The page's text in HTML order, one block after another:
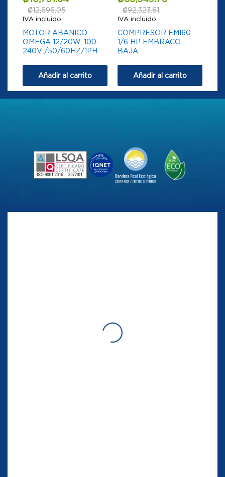
₡12,696.05
IVA incluido
MOTOR ABANICO
OMEGA 12/20W, 100-
240V /50/60HZ/1PH
Añadir al carrito
₡92,323.61
IVA incluido
COMPRESOR EMI60
1/6 HP EMBRACO
BAJA
Añadir al carrito